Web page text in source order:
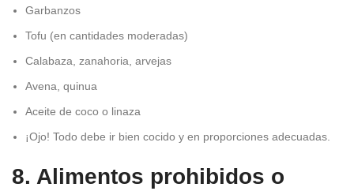
Garbanzos
Tofu (en cantidades moderadas)
Calabaza, zanahoria, arvejas
Avena, quinua
Aceite de coco o linaza
¡Ojo! Todo debe ir bien cocido y en proporciones adecuadas.
8. Alimentos prohibidos o